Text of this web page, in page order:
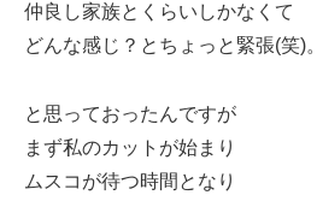
仲良し家族とくらいしかなくて
どんな感じ？とちょっと緊張(笑)。
と思っておったんですが
まず私のカットが始まり
ムスコが待つ時間となり